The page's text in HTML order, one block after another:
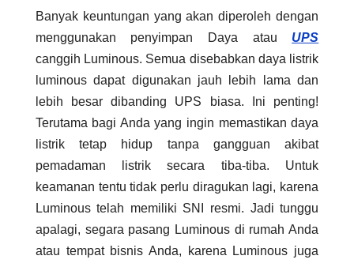
Banyak keuntungan yang akan diperoleh dengan
menggunakan penyimpan Daya atau UPS
canggih Luminous. Semua disebabkan daya listrik
luminous dapat digunakan jauh lebih lama dan
lebih besar dibanding UPS biasa. Ini penting!
Terutama bagi Anda yang ingin memastikan daya
listrik tetap hidup tanpa gangguan akibat
pemadaman listrik secara tiba-tiba. Untuk
keamanan tentu tidak perlu diragukan lagi, karena
Luminous telah memiliki SNI resmi. Jadi tunggu
apalagi, segara pasang Luminous di rumah Anda
atau tempat bisnis Anda, karena Luminous juga